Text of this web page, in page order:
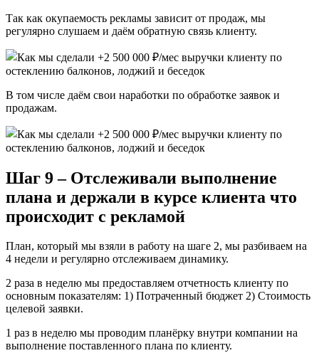
Так как окупаемость рекламы зависит от продаж, мы
регулярно слушаем и даём обратную связь клиенту.
В том числе даём свои наработки по обработке заявок и
продажам.
Шаг 9 – Отслеживали выполнение
плана и держали в курсе клиента что
происходит с рекламой
План, который мы взяли в работу на шаге 2, мы разбиваем на
4 недели и регулярно отслеживаем динамику.
2 раза в неделю мы предоставляем отчетность клиенту по
основным показателям: 1) Потраченный бюджет 2) Стоимость
целевой заявки.
1 раз в неделю мы проводим планёрку внутри компании на
выполнение поставленного плана по клиенту.